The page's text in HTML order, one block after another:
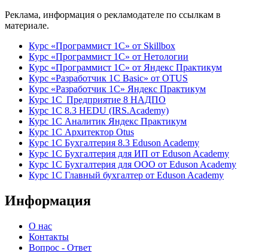
Реклама, информация о рекламодателе по ссылкам в
материале.
Курс «Программист 1С» от Skillbox
Курс «Программист 1С» от Нетологии
Курс «Программист 1С» от Яндекс Практикум
Курс «Разработчик 1С Basic» от OTUS
Курс «Разработчик 1С» Яндекс Практикум
Курс 1С Предприятие 8 НАДПО
Курс 1С 8.3 HEDU (IRS.Academy)
Курс 1С Аналитик Яндекс Практикум
Курс 1С Архитектор Otus
Курс 1С Бухгалтерия 8.3 Eduson Academy
Курс 1С Бухгалтерия для ИП от Eduson Academy
Курс 1С Бухгалтерия для ООО от Eduson Academy
Курс 1С Главный бухгалтер от Eduson Academy
Информация
О нас
Контакты
Вопрос - Ответ